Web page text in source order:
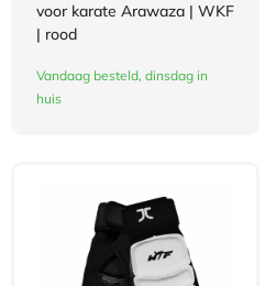
voor karate Arawaza | WKF
| rood
Vandaag besteld, dinsdag in
huis